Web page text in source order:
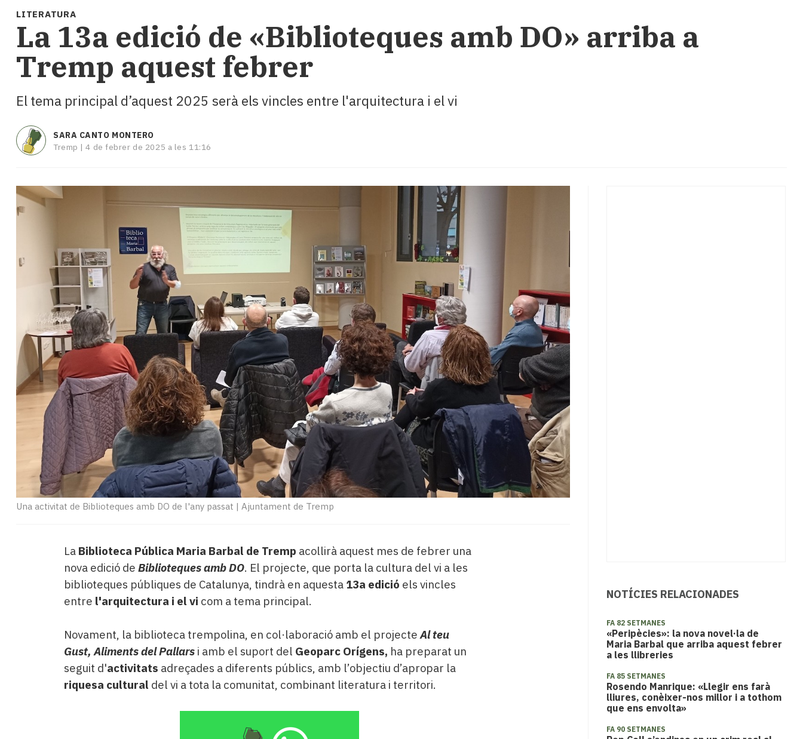
i
Cultura
Esports
Mai
tant!
i
El
temps
Enquestes
A
escena!
teva!
Subscriptors
newsletter
Pallars
Contingut
patrocinat
Lo
més
llegit...
Editorial
LITERATURA
La 13a edició de «Biblioteques amb DO» arriba a
Tremp aquest febrer
El tema principal d’aquest 2025 serà els vincles entre l'arquitectura i el vi
SARA CANTO MONTERO
Tremp |4 de febrer de 2025 a les 11:16
Una activitat de Biblioteques amb DO de l'any passat | Ajuntament de Tremp
La Biblioteca Pública Maria Barbal de Tremp acollirà aquest mes de febrer una
nova edició de Biblioteques amb DO. El projecte, que porta la cultura del vi a les
biblioteques públiques de Catalunya, tindrà en aquesta 13a edició els vincles
entre l'arquitectura i el vi com a tema principal.
Novament, la biblioteca trempolina, en col·laboració amb el projecteAl teu
Gust, Aliments del Pallars i amb el suport del Geoparc Orígens, ha preparat un
seguit d'activitats adreçades a diferents públics, amb l’objectiu d’apropar la
riquesa cultural del vi a tota la comunitat, combinant literatura i territori.
NOTÍCIES RELACIONADES
FA 82 SETMANES
«Peripècies»: la nova novel·la de
Maria Barbal que arriba aquest febrer
a les llibreries
FA 85 SETMANES
Rosendo Manrique: «Llegir ens farà
lliures, conèixer-nos millor i a tothom
que ens envolta»
FA 90 SETMANES